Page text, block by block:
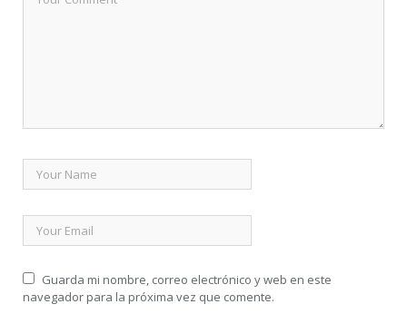
Guarda mi nombre, correo electrónico y web en este
navegador para la próxima vez que comente.